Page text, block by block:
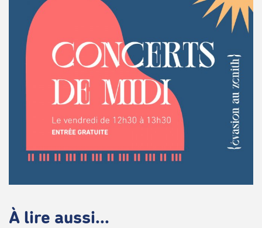
À lire aussi...